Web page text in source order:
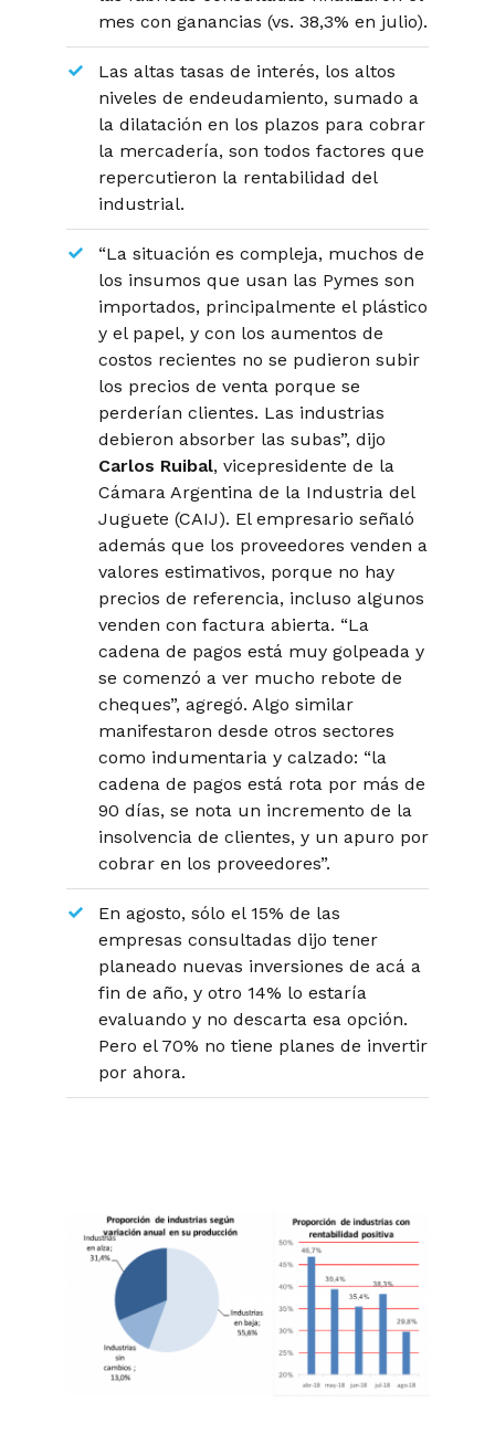
mes con ganancias (vs. 38,3% en julio).
Las altas tasas de interés, los altos
niveles de endeudamiento, sumado a
la dilatación en los plazos para cobrar
la mercadería, son todos factores que
repercutieron la rentabilidad del
industrial.
“La situación es compleja, muchos de
los insumos que usan las Pymes son
importados, principalmente el plástico
y el papel, y con los aumentos de
costos recientes no se pudieron subir
los precios de venta porque se
perderían clientes. Las industrias
debieron absorber las subas”, dijo
Carlos Ruibal, vicepresidente de la
Cámara Argentina de la Industria del
Juguete (CAIJ). El empresario señaló
además que los proveedores venden a
valores estimativos, porque no hay
precios de referencia, incluso algunos
venden con factura abierta. “La
cadena de pagos está muy golpeada y
se comenzó a ver mucho rebote de
cheques”, agregó. Algo similar
manifestaron desde otros sectores
como indumentaria y calzado: “la
cadena de pagos está rota por más de
90 días, se nota un incremento de la
insolvencia de clientes, y un apuro por
cobrar en los proveedores”.
En agosto, sólo el 15% de las
empresas consultadas dijo tener
planeado nuevas inversiones de acá a
fin de año, y otro 14% lo estaría
evaluando y no descarta esa opción.
Pero el 70% no tiene planes de invertir
por ahora.